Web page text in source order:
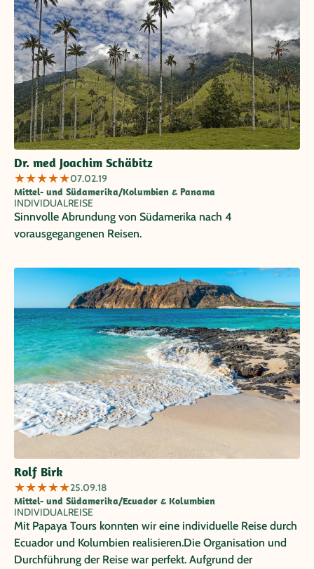
Dr. med Joachim Schäbitz
★★★★★07.02.19
Mittel- und Südamerika/Kolumbien & Panama
INDIVIDUALREISE
Sinnvolle Abrundung von Südamerika nach 4
vorausgegangenen Reisen.
Rolf Birk
★★★★★25.09.18
Mittel- und Südamerika/Ecuador & Kolumbien
INDIVIDUALREISE
Mit Papaya Tours konnten wir eine individuelle Reise durch
Ecuador und Kolumbien realisieren.Die Organisation und
Durchführung der Reise war perfekt. Aufgrund der